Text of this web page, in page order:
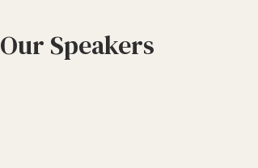
Our Speakers